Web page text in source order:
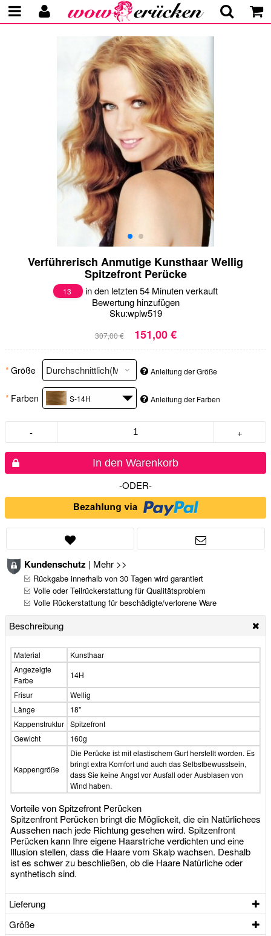
Verführerisch Anmutige Kunsthaar Wellig
Spitzefront Perücke
13
in den letzten 54 Minuten verkauft
Bewertung hinzufügen
Sku:wplw519
307,00 € 151,00 €
* Größe Anleitung der Größe
* Farben S-14H Anleitung der Farben
- +
In den Warenkorb
-ODER-
Kundenschutz | Mehr >>
Rückgabe innerhalb von 30 Tagen wird garantiert
Volle oder Teilrückerstattung für Qualitätsproblem
Volle Rückerstattung für beschädigte/verlorene Ware
Beschreibung
Material
Kunsthaar
Angezeigte
Farbe
14H
Frisur
Wellig
Länge
18"
Kappenstruktur Spitzefront
Gewicht
160g
Kappengröße
Die Perücke ist mit elastischem Gurt herstellt worden. Es
bringt extra Komfort und auch das Selbstbewusstsein,
dass Sie keine Angst vor Ausfall oder Ausblasen von
Wind haben.
Vorteile von Spitzefront Perücken
Spitzenfront Perücken bringt die Möglickeit, die ein Natürlichees
Aussehen nach jede Richtung gesehen wird. Spitzenfront
Perücken kann Ihre eigene Haarstriche verdichten und eine
Illusion stellen, dass die Haare vom Skalp wachsen. Deshalb
ist es schwer zu beschließen, ob die Haare Natürliche oder
synthetisch sind.
Lieferung
Größe